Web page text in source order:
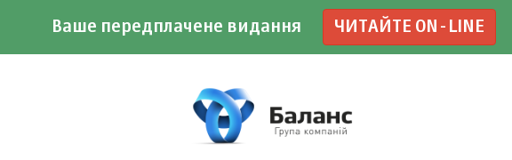
Ваше передплачене видання ЧИТАЙТЕ ON-LINE